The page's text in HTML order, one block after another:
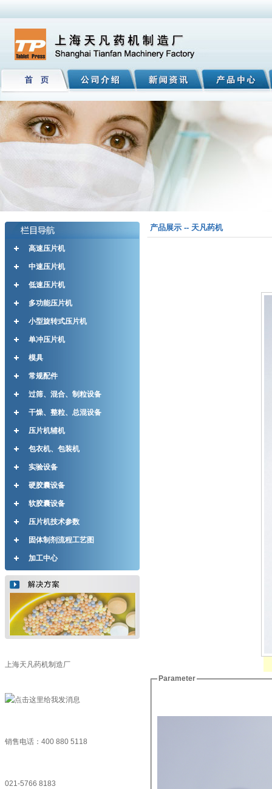
高速压片机
中速压片机
低速压片机
多功能压片机
小型旋转式压片机
单冲压片机
模具
常规配件
过筛、混合、制粒设备
干燥、整粒、总混设备
压片机辅机
包衣机、包装机
实验设备
硬胶囊设备
软胶囊设备
压片机技术参数
固体制剂流程工艺图
加工中心
上海天凡药机制造厂
销售电话：400 880 5118
021-5766 8183
产品展示 -- 天凡药机
Parameter